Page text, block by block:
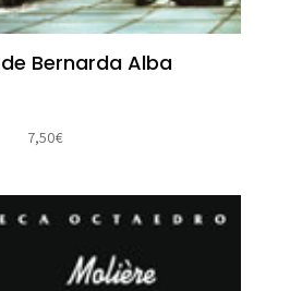
Bernarda Alba
7,50€